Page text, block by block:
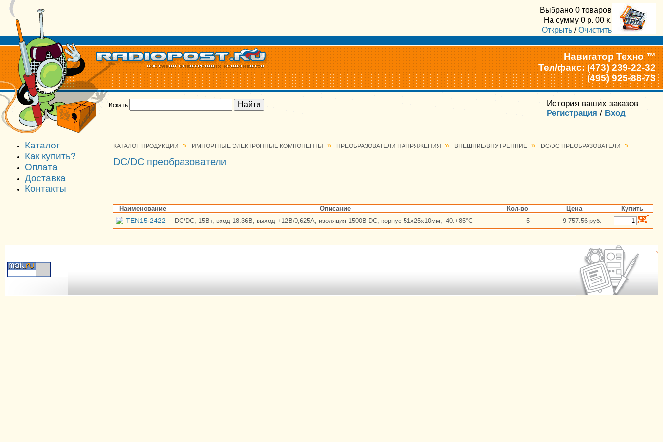
Выбрано 0 товаров
На сумму 0 р. 00 к.
Открыть /Очистить
Навигатор Техно ™
Тел/факс: (473) 239-22-32
(495) 925-88-73
Искать
История ваших заказов
Регистрация / Вход
Каталог
Как купить?
Оплата
Доставка
Контакты
КАТАЛОГ ПРОДУКЦИИ » ИМПОРТНЫЕ ЭЛЕКТРОННЫЕ КОМПОНЕНТЫ » ПРЕОБРАЗОВАТЕЛИ НАПРЯЖЕНИЯ » ВНЕШНИЕ/ВНУТРЕННИЕ » DC/DC ПРЕОБРАЗОВАТЕЛИ »
DC/DC преобразователи
Наименование Описание Кол-во Цена Купить
TEN15-2422 DC/DC, 15Вт, вход 18:36В, выход +12В/0,625А, изоляция 1500В DC, корпус 51x25x10мм, -40:+85°С 5 9 757.56 руб.